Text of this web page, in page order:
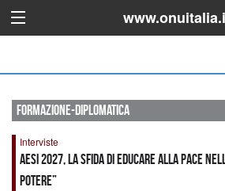
formazione-diplomatica
Interviste
AESI 2027, la sfida di educare alla pace
potere”